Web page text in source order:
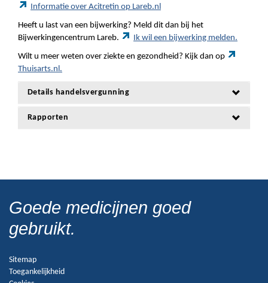
Informatie over Acitretin op Lareb.nl
Heeft u last van een bijwerking? Meld dit dan bij het
Bijwerkingencentrum Lareb.
Ik wil een bijwerking melden.
Wilt u meer weten over ziekte en gezondheid? Kijk dan op
Thuisarts.nl.
Details handelsvergunning
Rapporten
Goede medicijnen goed
gebruikt.
Sitemap
Toegankelijkheid